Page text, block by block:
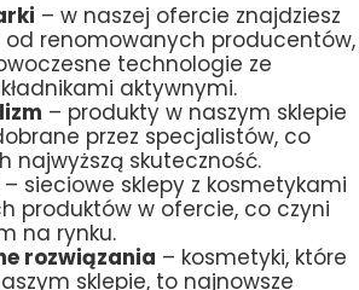
– w naszej ofercie znajdziesz
od renomowanych producentów,
technologie ze
aktywnymi.
– produkty w naszym sklepie
przez specjalistów, co
najwyższą skuteczność.
– sieciowe sklepy z kosmetykami
produktów w ofercie, co czyni
na rynku.
rozwiązania – kosmetyki, które
sklepie, to najnowsze